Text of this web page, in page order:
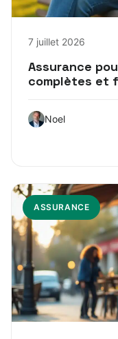
7 juillet 2026
Assurance
complètes et
Noel
ASSURANCE